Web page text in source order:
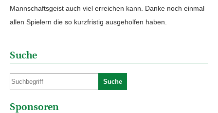
Mannschaftsgeist auch viel erreichen kann. Danke noch einmal
allen Spielern die so kurzfristig ausgeholfen haben.
Suche
Suche
Sponsoren